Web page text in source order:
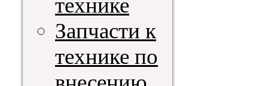
Запчасти к
технике по